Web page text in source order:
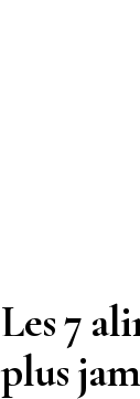
Les 7
plus